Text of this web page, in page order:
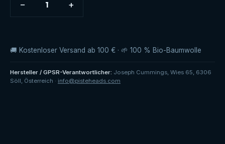
− 1 +
🚚 Kostenloser Versand ab 100 € · 🌱 100 % Bio-Baumwolle
Hersteller / GPSR-Verantwortlicher: Joseph Cummings, Wies 65, 6306
Söll, Österreich · info@pisteheads.com